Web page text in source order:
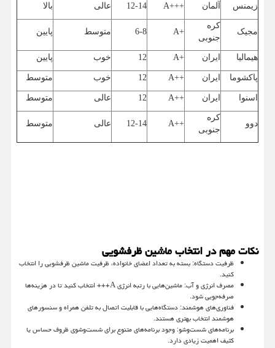
زیمنس آلمان A+++
12-14 عالی بالا
مجیک
کره
جنوبی
A+
6-8 متوسط پایین
هیمالیا ایران A+
12 خوب پایین
پاکشوما ایران A++
12 خوب متوسط
اسنوا ایران A++
12 عالی متوسط
دوو
کره
جنوبی
A++
12-14 عالی متوسط
نکات مهم در انتخاب ماشین ظرفشویی
ظرفیت دستگاه: بسته به تعداد اعضای خانواده، ظرفیت ماشین ظرفشویی را انتخاب
کنید.
مصرف انرژی و آب: ماشین‌هایی با رتبه انرژیA+++ انتخاب کنید تا در هزینه‌ها
صرفه‌جویی شود.
فناوری‌های هوشمند: دستگاه‌هایی با قابلیت اتصال به تلفن همراه و سنسورهای
هوشمند انتخاب بهتری هستند.
برنامه‌های شست‌وشو: وجود برنامه‌های متنوع برای شست‌وشوی ظروف حساس یا
کثیف اهمیت زیادی دارد.